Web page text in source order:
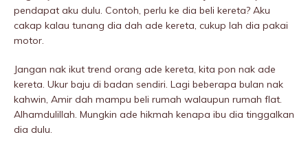
pendapat aku dulu. Contoh, perlu ke dia beli kereta? Aku
cakap kalau tunang dia dah ade kereta, cukup lah dia pakai
motor.
Jangan nak ikut trend orang ade kereta, kita pon nak ade
kereta. Ukur baju di badan sendiri. Lagi beberapa bulan nak
kahwin, Amir dah mampu beli rumah walaupun rumah flat.
Alhamdulillah. Mungkin ade hikmah kenapa ibu dia tinggalkan
dia dulu.